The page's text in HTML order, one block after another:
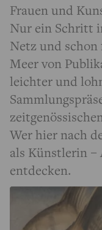
Frauen und
Nur ein Schritt
Netz und
Meer von
leichter und
Wer hier nach
als Künstlerin –
entdecken.